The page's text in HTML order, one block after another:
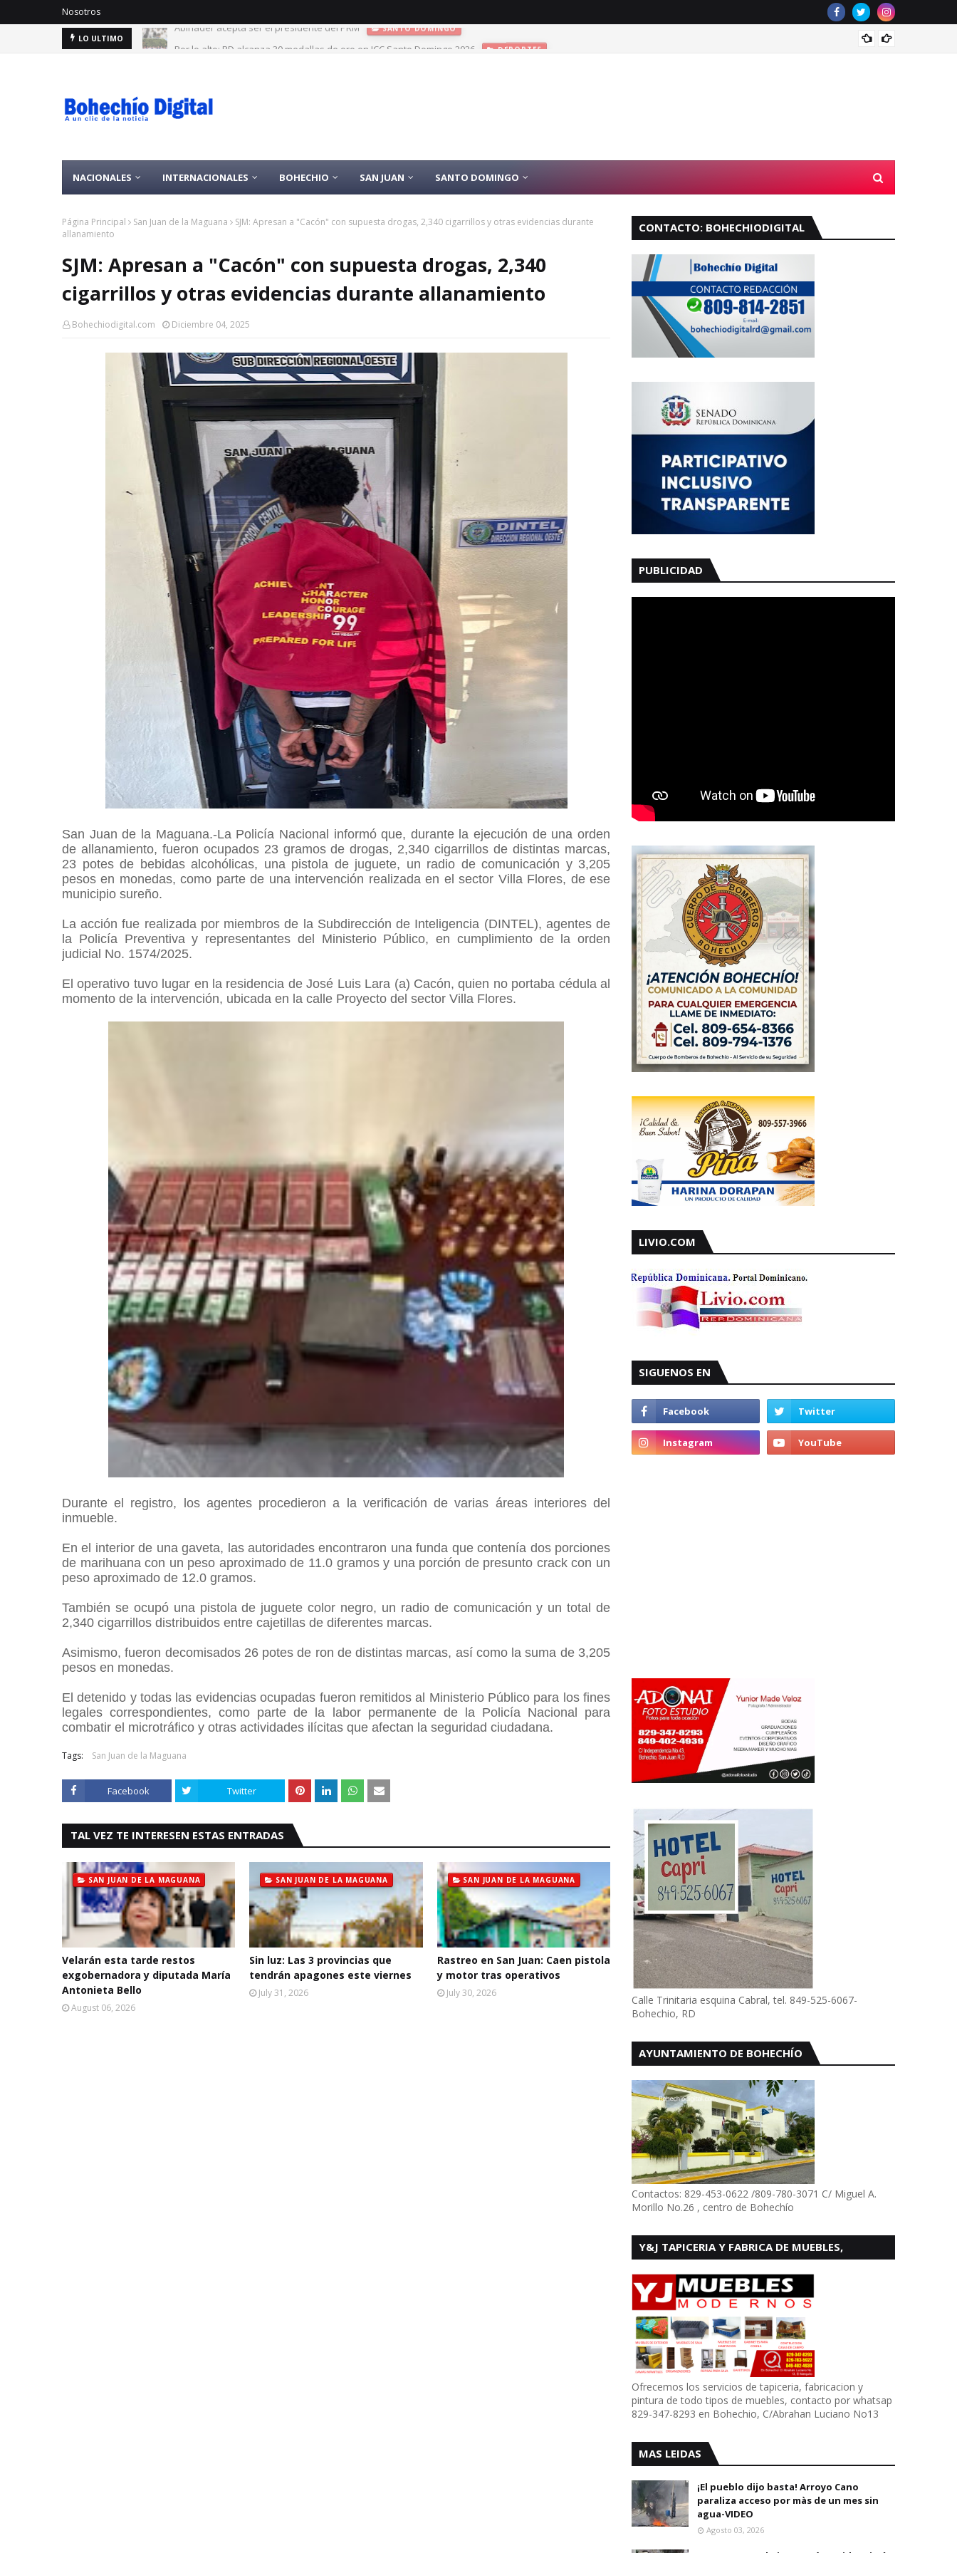
Nosotros
LO ULTIMO Por lo alto: RD alcanza 30 medallas de oro en JCC Santo Domingo 2026
NACIONALES INTERNACIONALES BOHECHIO SAN JUAN SANTO DOMINGO
Página Principal San Juan de la Maguana
SJM: Apresan a "Cacón" con supuesta drogas, 2,340 cigarrillos y otras evidencias durante
allanamiento
SJM: Apresan a "Cacón" con supuesta drogas, 2,340
cigarrillos y otras evidencias durante allanamiento
Bohechiodigital.com Diciembre 04, 2025
San Juan de la Maguana.-La Policía Nacional informó que, durante la ejecución de una orden
de allanamiento, fueron ocupados 23 gramos de drogas, 2,340 cigarrillos de distintas marcas,
23 potes de bebidas alcohólicas, una pistola de juguete, un radio de comunicación y 3,205
pesos en monedas, como parte de una intervención realizada en el sector Villa Flores, de ese
municipio sureño.
La acción fue realizada por miembros de la Subdirección de Inteligencia (DINTEL), agentes de
la Policía Preventiva y representantes del Ministerio Público, en cumplimiento de la orden
judicial No. 1574/2025.
El operativo tuvo lugar en la residencia de José Luis Lara (a) Cacón, quien no portaba cédula al
momento de la intervención, ubicada en la calle Proyecto del sector Villa Flores.
Durante el registro, los agentes procedieron a la verificación de varias áreas interiores del
inmueble.
En el interior de una gaveta, las autoridades encontraron una funda que contenía dos porciones
de marihuana con un peso aproximado de 11.0 gramos y una porción de presunto crack con un
peso aproximado de 12.0 gramos.
También se ocupó una pistola de juguete color negro, un radio de comunicación y un total de
2,340 cigarrillos distribuidos entre cajetillas de diferentes marcas.
Asimismo, fueron decomisados 26 potes de ron de distintas marcas, así como la suma de 3,205
pesos en monedas.
El detenido y todas las evidencias ocupadas fueron remitidos al Ministerio Público para los fines
legales correspondientes, como parte de la labor permanente de la Policía Nacional para
combatir el microtráfico y otras actividades ilícitas que afectan la seguridad ciudadana.
Tags: San Juan de la Maguana
Facebook Twitter
TAL VEZ TE INTERESEN ESTAS ENTRADAS
SAN JUAN DE LA MAGUANA
Velarán esta tarde restos
exgobernadora y diputada María
Antonieta Bello
August 06, 2026
SAN JUAN DE LA MAGUANA
Sin luz: Las 3 provincias que
tendrán apagones este viernes
July 31, 2026
SAN JUAN DE LA MAGUANA
Rastreo en San Juan: Caen pistola
y motor tras operativos
July 30, 2026
CONTACTO: BOHECHIODIGITAL
PUBLICIDAD
LIVIO.COM
SIGUENOS EN
Calle Trinitaria esquina Cabral, tel. 849-525-6067-
Bohechio, RD
AYUNTAMIENTO DE BOHECHÍO
Contactos: 829-453-0622 /809-780-3071 C/ Miguel A.
Morillo No.26 , centro de Bohechío
Y&J TAPICERIA Y FABRICA DE MUEBLES,
Ofrecemos los servicios de tapiceria, fabricacion y
pintura de todo tipos de muebles, contacto por whatsap
829-347-8293 en Bohechio, C/Abrahan Luciano No13
MAS LEIDAS
¡El pueblo dijo basta! Arroyo Cano
paraliza acceso por màs de un mes sin
agua-VIDEO
Agosto 03, 2026